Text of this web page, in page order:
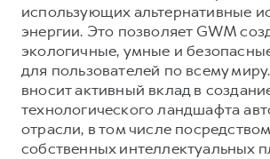
использующих альтернативные
энергии. Это позволяет GWM
экологичные, умные и
для пользователей по всему
вносит активный вклад в
технологического ландшафта
отрасли, в том числе
собственных интеллектуальных